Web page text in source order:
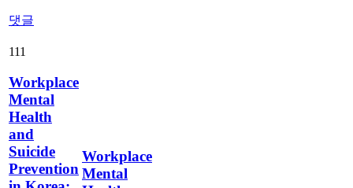
댓글
111
Workplace
Mental
Health
and
Suicide
Prevention
Workplace
Mental